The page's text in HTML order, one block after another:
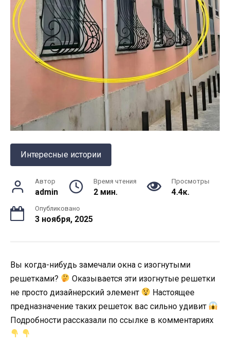
Интересные истории
Автор
admin
Время чтения
2 мин.
Просмотры
4.4к.
Опубликовано
3 ноября, 2025
Вы когда-нибудь замечали окна с изогнутыми
решетками?
Оказывается эти изогнутые решетки
не просто дизайнерский элемент
Настоящее
предназначение таких решеток вас сильно удивит
Подробности рассказали по ссылке в комментариях